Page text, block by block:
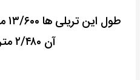
آن ۲/۴۸۰ متر می باشد.